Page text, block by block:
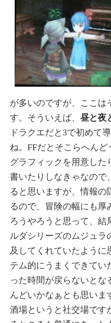
が多いのですが、ここは
す。そういえば、 昼と夜
ドラクエだと3で初めて
ね。FFだとそこらへん
グラフィックを用意した
書いたりしなきゃなので
ると思いますが、情報の
るので、冒険の幅にも厚
ろうやろうと思って、結
ルダシリーズのムジュラ
及してくれていたように
テム的にうまくできてい
った時間が戻らないとな
んどいかなぁとも思いま
酒場というと社交場です